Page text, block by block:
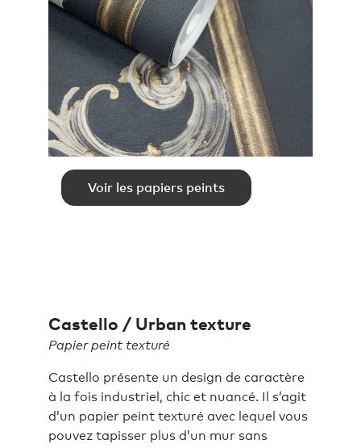
Voir les papiers peints
Castello / Urban texture
Papier peint texturé
Castello présente un design de caractère
à la fois industriel, chic et nuancé. Il s’agit
d’un papier peint texturé avec lequel vous
pouvez tapisser plus d’un mur sans